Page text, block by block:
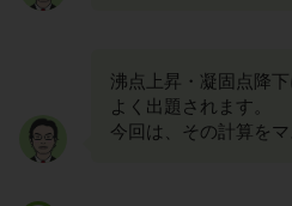
沸点上昇・凝固点降
よく出題されます。
今回は、その計算をマ